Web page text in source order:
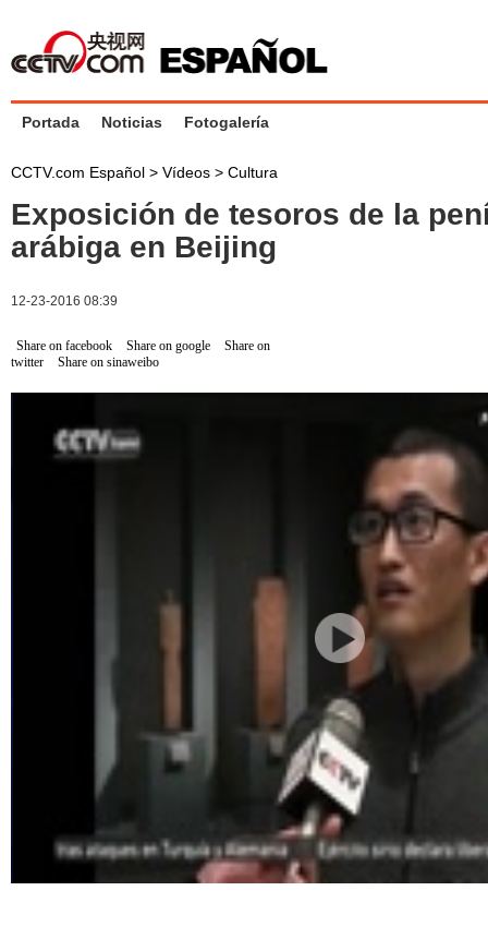
Portada Noticias Fotogalería
CCTV.com Español > Vídeos > Cultura
Exposición de tesoros de la
arábiga en Beijing
12-23-2016 08:39
Share on facebook Share on google
Share on
twitter
Share on sinaweibo